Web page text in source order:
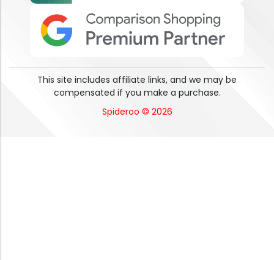
This site includes affiliate links, and we may be
compensated if you make a purchase.
Spideroo © 2026